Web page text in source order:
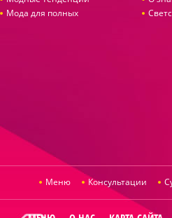
Мода для полных
Меню Консультации